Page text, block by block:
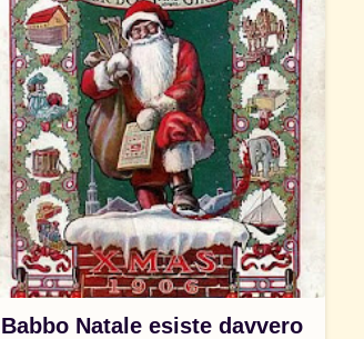
Babbo Natale esiste davvero